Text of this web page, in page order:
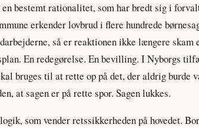
bestemt rationalitet, som har bredt sig i
erkender lovbrud i flere hundrede
så er reaktionen ikke længere skam
En redegørelse. En bevilling. I Nyborgs
bruges til at rette op på det, der aldrig
at sagen er på rette spor. Sagen lukkes.
som vender retssikkerheden på hovedet.